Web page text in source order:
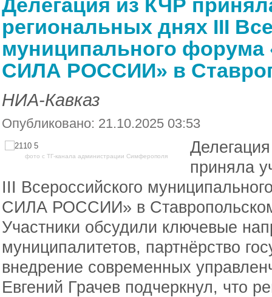
Делегация из КЧР
региональных днях III
муниципального
СИЛА РОССИИ» в
НИА-Кавказ
Опубликовано: 21.10.2025 03:53
фото с ТГ-канала администрации Симферополя
приняла
III Всероссийского
СИЛА РОССИИ» в
Участники обсудили ключевые
муниципалитетов, партнёрство
внедрение современных
Евгений Грачев подчеркнул, что